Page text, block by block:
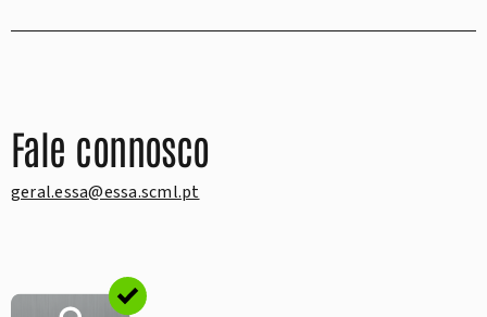
Fale connosco
geral.essa@essa.scml.pt